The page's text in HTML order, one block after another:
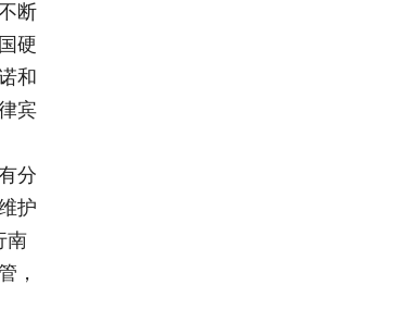
断
硬
和
宾
分
护
南
，